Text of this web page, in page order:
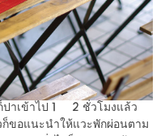
าเข้าไป 1 – 2 ชั่วโมงแล้ว
ก็ขอแนะนำให้แวะพักผ่อนตาม